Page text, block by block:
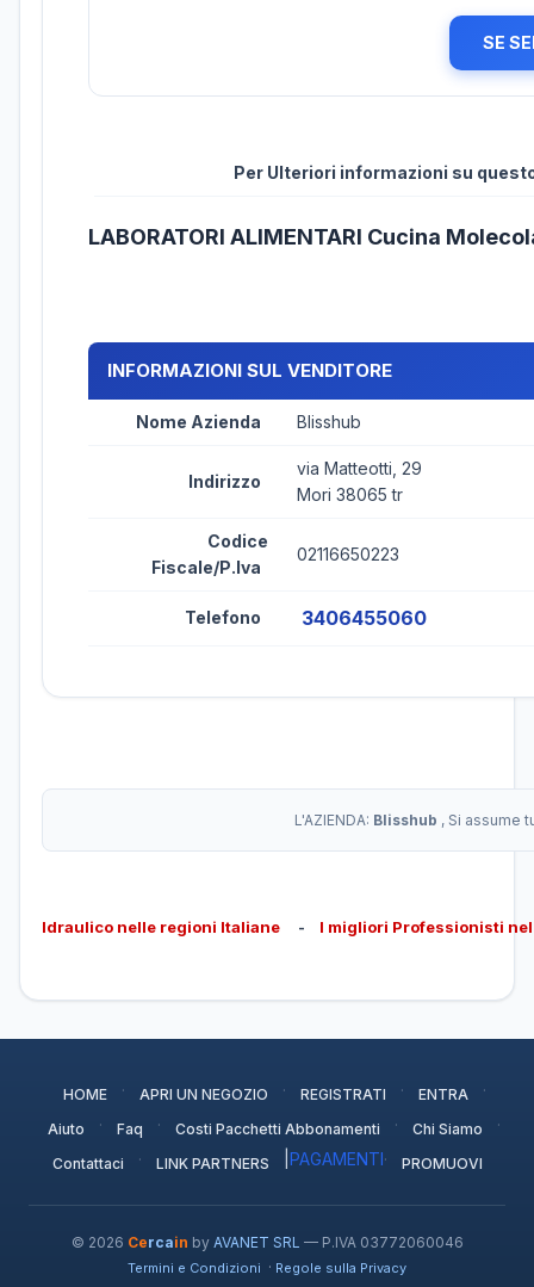
SE
Per Ulteriori informazioni su
LABORATORI ALIMENTARI Cucina
INFORMAZIONI SUL VENDITORE
Nome Azienda Blisshub
Indirizzo
via Matteotti, 29
Mori 38065 tr
Codice
Fiscale/P.Iva
02116650223
Telefono 3406455060
L'AZIENDA: Blisshub , Si assume
Idraulico nelle regioni Italiane - I migliori Professionisti
HOME · APRI UN NEGOZIO · REGISTRATI · ENTRA ·
Aiuto · Faq · Costi Pacchetti Abbonamenti · Chi Siamo ·
Contattaci · LINK PARTNERS PAGAMENTI· PROMUOVI
© 2026 Cercain by AVANET SRL — P.IVA 03772060046
Termini e Condizioni · Regole sulla Privacy